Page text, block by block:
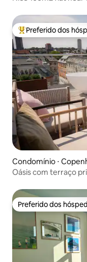
Entre os melhores
Preferido dos
Condomínio ⋅
Oásis com terraço
Preferido dos
Preferido dos